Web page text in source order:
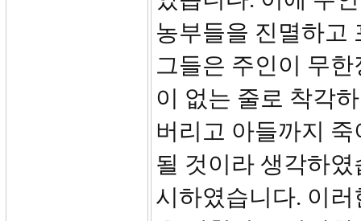
농부들을 진멸하고
그들은 주인이 무
이 없는 줄로 착각
버리고 아들까지
될 것이라 생각하
시하였습니다. 이